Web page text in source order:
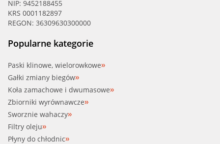
MAZDA (FAW)
MG (SAIC)
MITSUBISHI
MITSUBISHI (GAC)
NISSAN
NISSAN (DFAC)
PEUGEOT
SCT (7707 O.E.M. 5W-30)
SCT (7711 O.E.M. 5W-40)
SCT (Classic 10W-40)
SCT (Elite 5W-40)
SCT (Energy Formula PD 5W40)
SCT (Extreme 5W-40)
NIP: 9452188455
KRS 0001182897
REGON: 36309630300000
Popularne kategorie
Paski klinowe, wielorowkowe
Gałki zmiany biegów
Koła zamachowe i dwumasowe
Zbiorniki wyrównawcze
Sworznie wahaczy
Filtry oleju
Płyny do chłodnic